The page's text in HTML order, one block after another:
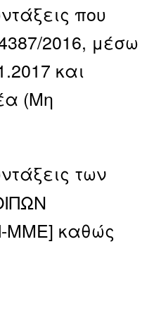
που
2016, μέσω
και
(Μη
των
ΜΜΕ] καθώς